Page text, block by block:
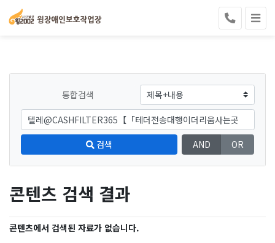
통합검색
검색 AND OR
콘텐츠 검색 결과
콘텐츠에서 검색된 자료가 없습니다.